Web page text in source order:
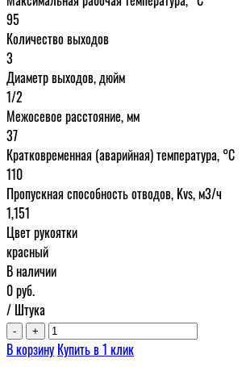
95
Количество выходов
3
Диаметр выходов, дюйм
1/2
Межосевое расстояние, мм
37
Кратковременная (аварийная) температура, °С
110
Пропускная способность отводов, Kvs, м3/ч
1,151
Цвет рукоятки
красный
В наличии
0руб.
/ Штука
- +
В корзину Купить в 1 клик